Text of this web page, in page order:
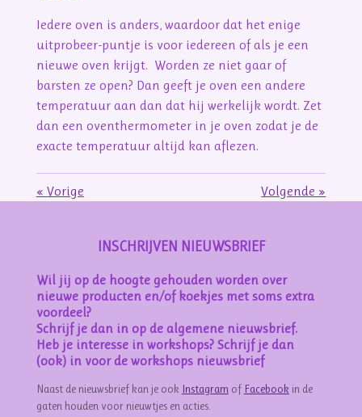
Iedere oven is anders, waardoor dat het enige
uitprobeer-puntje is voor iedereen of als je een
nieuwe oven krijgt. Worden ze niet gaar of
barsten ze open? Dan geeft je oven een andere
temperatuur aan dan dat hij werkelijk wordt. Zet
dan een oventhermometer in je oven zodat je de
exacte temperatuur altijd kan aflezen.
« Vorige Volgende »
INSCHRIJVEN NIEUWSBRIEF
Wil jij op de hoogte gehouden worden over
nieuwe producten en/of koekjes met soms extra
voordeel?
Schrijf je dan in op de algemene nieuwsbrief.
Heb je interesse in workshops? Schrijf je dan
(ook) in voor de workshops nieuwsbrief
Naast de nieuwsbrief kan je ook Instagram of Facebook in de
gaten houden voor nieuwtjes en acties.